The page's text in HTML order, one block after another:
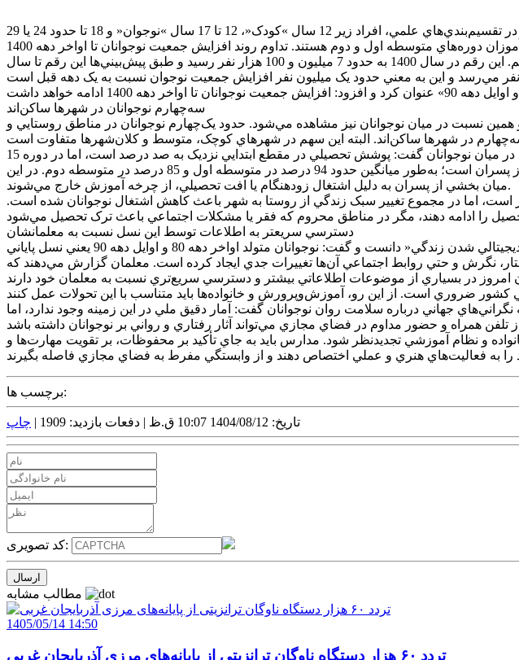
شهلا کاظمي‌پور ضمن گراميداشت روز نوجوان، از تحولات جمعيتي اين گروه سني، خبر داد و گفت: در تقسيم‌بندي‌هاي علمي، افراد زير 12 سال »کودک«، 12 تا 17 سال »نوجوان« و 18 تا حدود 24 يا 29
متوسطه اول و دوم هستند. تداوم روند افزايش جمعيت نوجوانان تا اواخر دهه 1400
وي درباره روند تغيير جمعيت اين گروه افزود: در سال 1395 حدود 6 ميليون و 800 هزار نوجوان در کشور داشتيم. اين رقم در سال 1400 به حدود 7 ميليون و 100 هزار نفر رسيد و طبق پيش‌بيني‌ها اين رقم تا سال
سه‌چهارم نوجوانان در شهرها ساکن‌اند
نسبت در ميان نوجوانان نيز مشاهده مي‌شود. حدود يک‌چهارم نوجوانان در مناطق روستايي و
15 درصد نوجوانان دبيرستاني، خارج از چرخه تحصيل اين استاد جمعيت‌شناسي با اشاره به وضعيت آموزش در ميان نوجوانان گفت: پوشش تحصيلي در مقطع ابتدايي نزديک به صد درصد است، اما در دوره
متوسطه کمي کاهش مي‌يابد و به حدود 90 درصد مي‌رسد. در اين ميان، پوشش تحصيلي دختران اندکي بيشتر از پسران است؛ به‌طور ميانگين حدود 94 درصد در متوسطه اول و 85 درصد در متوسطه دوم. در اين
ميان بخشي از پسران به دليل اشتغال زودهنگام يا افت تحصيلي، از چرخه آموزش خارج مي‌شوند.
است، اما در مجموع تغيير سبک زندگي از روستا به شهر باعث کاهش اشتغال نوجوانان شده است.
دسترسي سريعتر به اطلاعات توسط اين نسل نسبت به معلمانشان
کاظمي‌پور در ادامه يکي از مهم‌ترين ويژگي‌هاي نسل کنوني نوجوانان را »ديجيتالي شدن زندگي« دانست و گفت: نوجوانان متولد اواخر دهه 80 و اوايل دهه 90 يعني نسل پاياني Z و آغازين آلفا، در محيطي رشد
و حتي روابط اجتماعي آن‌ها تغييرات جدي ايجاد کرده است. معلمان گزارش مي‌دهند که
جهاني درباره سلامت روان نوجوانان گفت: آمار دقيق ملي در اين زمينه وجود ندارد، اما
و نظام آموزشي تجديدنظر شود. مدارس بايد به جاي تأکيد بر محفوظات، بر تقويت مهارت‌ها و
برچسب ها:
تاریخ: 1404/08/12 10:07 ق.ظ | دفعات بازدید: 1909 | چاپ
کد تصویری:
1405/05/14 14:50
تردد ۶۰ هزار دستگاه ناوگان ترانزیتی از پایانه‌های مرزی آذربایجان ‌غربی